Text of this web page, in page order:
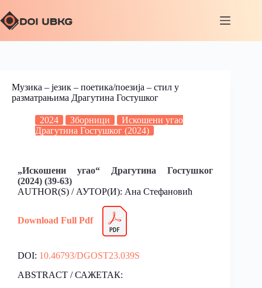
Музика – језик – поетика/поезија – стил у
разматрањима Драгутина Гостушког
2024 Зборници
Искошени угао
Драгутина Гостушког (2024)
„Искошени угао“ Драгутина Гостушког
(2024) (39-63)
AUTHOR(S) / АУТОР(И): Ана Стефановић
Download Full Pdf
DOI: 10.46793/DGOST23.039S
ABSTRACT / САЖЕТАК: